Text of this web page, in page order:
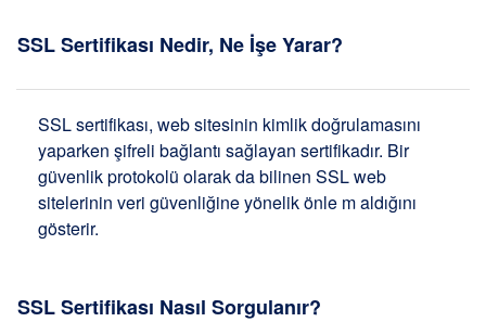
SSL Sertifikası Nedir, Ne İşe Yarar?
SSL sertifikası, web sitesinin kimlik doğrulamasını
yaparken şifreli bağlantı sağlayan sertifikadır. Bir
güvenlik protokolü olarak da bilinen SSL web
sitelerinin veri güvenliğine yönelik önle m aldığını
gösterir.
SSL Sertifikası Nasıl Sorgulanır?